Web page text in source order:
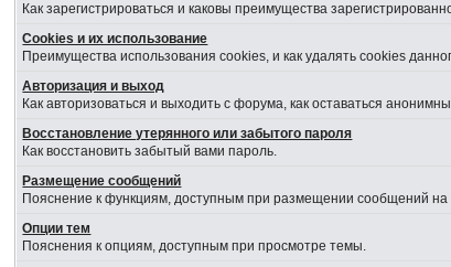
Как зарегистрироваться и каковы преимущества
Cookies и их использование
Преимущества использования cookies, и как удалять cookies
Авторизация и выход
Как авторизоваться и выходить с форума, как оставаться
Восстановление утерянного или забытого пароля
Как восстановить забытый вами пароль.
Размещение сообщений
Пояснение к функциям, доступным при размещении сообщений
Опции тем
Пояснения к опциям, доступным при просмотре темы.